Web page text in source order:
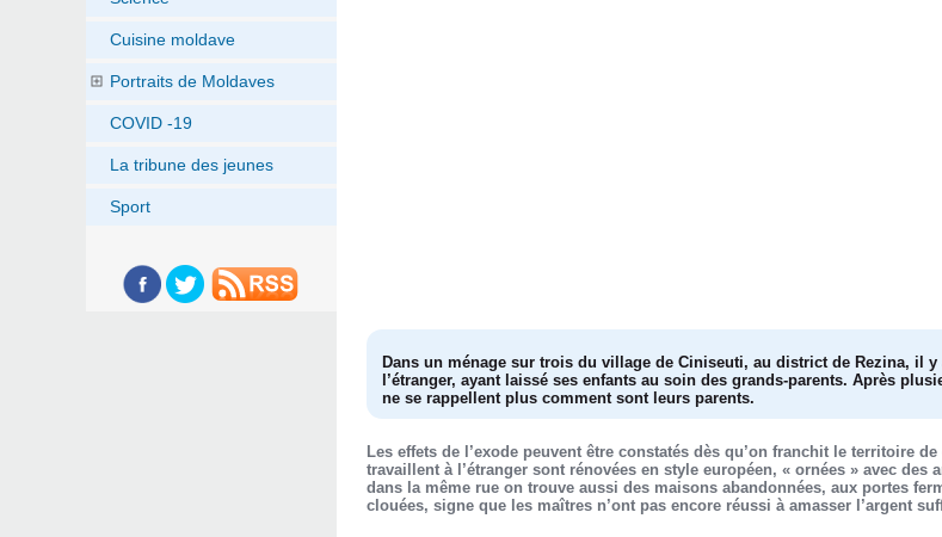
Dans un ménage sur trois du village de Ciniseuti, au district de Rezina, il
l’étranger, ayant laissé ses enfants au soin des grands-parents. Après
ne se rappellent plus comment sont leurs parents.
Les effets de l’exode peuvent être constatés dès qu’on franchit le territoire
travaillent à l’étranger sont rénovées en style européen, « ornées » avec des
dans la même rue on trouve aussi des maisons abandonnées, aux portes
clouées, signe que les maîtres n’ont pas encore réussi à amasser l’argent
Cuisine moldave
Portraits de Moldaves
COVID -19
La tribune des jeunes
Sport